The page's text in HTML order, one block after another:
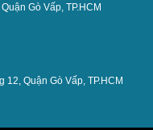
Gò Vấp, TP.HCM
Quận Gò Vấp, TP.HCM